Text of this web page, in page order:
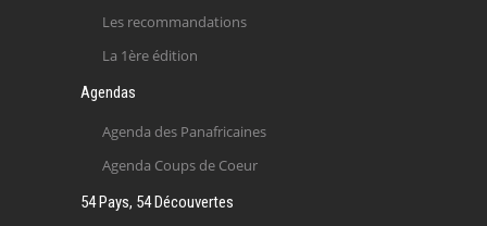
Les recommandations
La 1ère édition
Agendas
Agenda des Panafricaines
Agenda Coups de Coeur
54 Pays, 54 Découvertes